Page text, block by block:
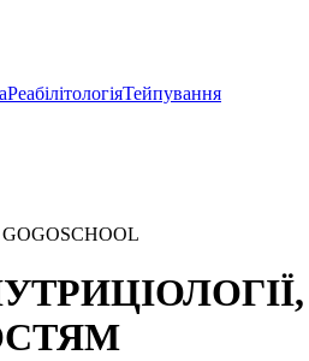
РеабілітологіяТейпування